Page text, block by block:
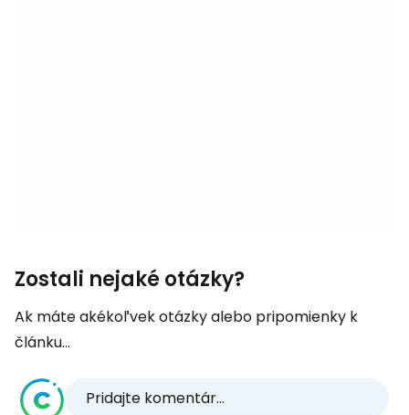
Zostali nejaké otázky?
Ak máte akékoľvek otázky alebo pripomienky k
článku...
Pridajte komentár...